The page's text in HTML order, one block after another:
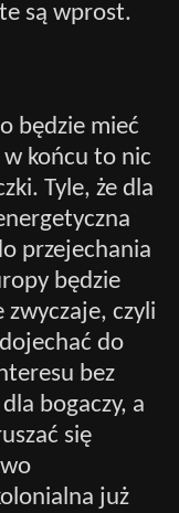
są wprost.
będzie mieć
końcu to nic
Tyle, że dla
przejechania
będzie
zwyczaje, czyli
do
bez
bogaczy, a
się
już